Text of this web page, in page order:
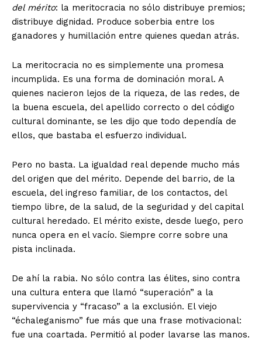
del mérito: la meritocracia no sólo distribuye premios;
distribuye dignidad. Produce soberbia entre los
ganadores y humillación entre quienes quedan atrás.
La meritocracia no es simplemente una promesa
incumplida. Es una forma de dominación moral. A
quienes nacieron lejos de la riqueza, de las redes, de
la buena escuela, del apellido correcto o del código
cultural dominante, se les dijo que todo dependía de
ellos, que bastaba el esfuerzo individual.
Pero no basta. La igualdad real depende mucho más
del origen que del mérito. Depende del barrio, de la
escuela, del ingreso familiar, de los contactos, del
tiempo libre, de la salud, de la seguridad y del capital
cultural heredado. El mérito existe, desde luego, pero
nunca opera en el vacío. Siempre corre sobre una
pista inclinada.
De ahí la rabia. No sólo contra las élites, sino contra
una cultura entera que llamó “superación” a la
supervivencia y “fracaso” a la exclusión. El viejo
“échaleganismo” fue más que una frase motivacional:
fue una coartada. Permitió al poder lavarse las manos.